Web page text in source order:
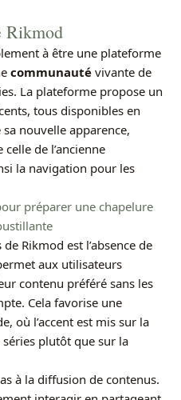
Rikmod
à être une plateforme
communauté vivante de
La plateforme propose un
tous disponibles en
nouvelle apparence,
de l’ancienne
la navigation pour les
préparer une chapelure
Rikmod est l’absence de
aux utilisateurs
contenu préféré sans les
Cela favorise une
où l’accent est mis sur la
plutôt que sur la
à la diffusion de contenus.